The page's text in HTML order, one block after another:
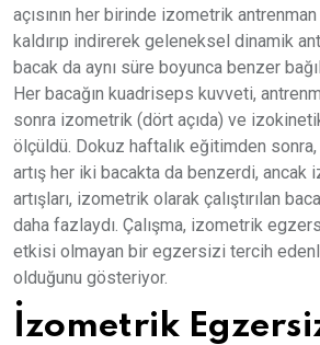
açısının her birinde izometrik
kaldırıp indirerek geleneksel dinamik
bacak da aynı süre boyunca benzer
Her bacağın kuadriseps kuvveti,
sonra izometrik (dört açıda) ve
ölçüldü. Dokuz haftalık eğitimden
artış her iki bacakta da benzerdi, ancak
artışları, izometrik olarak çalıştırılan
daha fazlaydı. Çalışma, izometrik
etkisi olmayan bir egzersizi tercih
olduğunu gösteriyor.
İzometrik